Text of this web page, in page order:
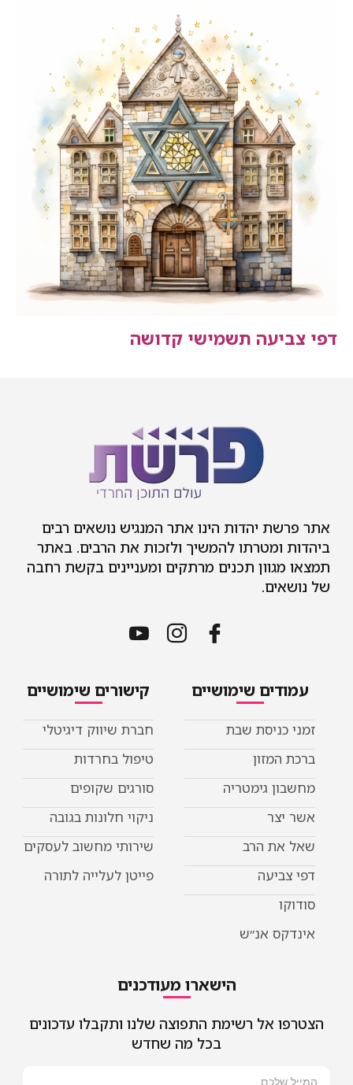
דפי צביעה תשמישי קדושה
אתר פרשת יהדות הינו אתר המנגיש נושאים רבים
ביהדות ומטרתו להמשיך ולזכות את הרבים. באתר
תמצאו מגוון תכנים מרתקים ומעניינים בקשת רחבה
של נושאים.
עמודים שימושיים
זמני כניסת שבת
ברכת המזון
מחשבון גימטריה
אשר יצר
שאל את הרב
דפי צביעה
סודוקו
אינדקס אנ״ש
קישורים שימושיים
חברת שיווק דיגיטלי
טיפול בחרדות
סורגים שקופים
ניקוי חלונות בגובה
שירותי מחשוב לעסקים
פייטן לעלייה לתורה
הישארו מעודכנים
הצטרפו אל רשימת התפוצה שלנו ותקבלו עדכונים
בכל מה שחדש